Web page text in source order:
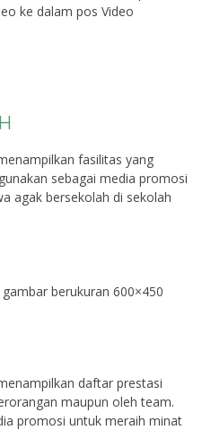
ke dalam pos Video
fasilitas yang
sebagai media promosi
agak bersekolah di sekolah
berukuran 600×450
daftar prestasi
maupun oleh team.
promosi untuk meraih minat